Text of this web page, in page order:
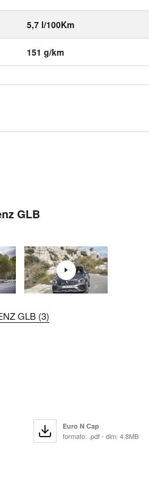
5,7 l/100Km
151 g/km
GLB
GLB (3)
Euro N Cap
formato: .pdf - dim: 4.8MB